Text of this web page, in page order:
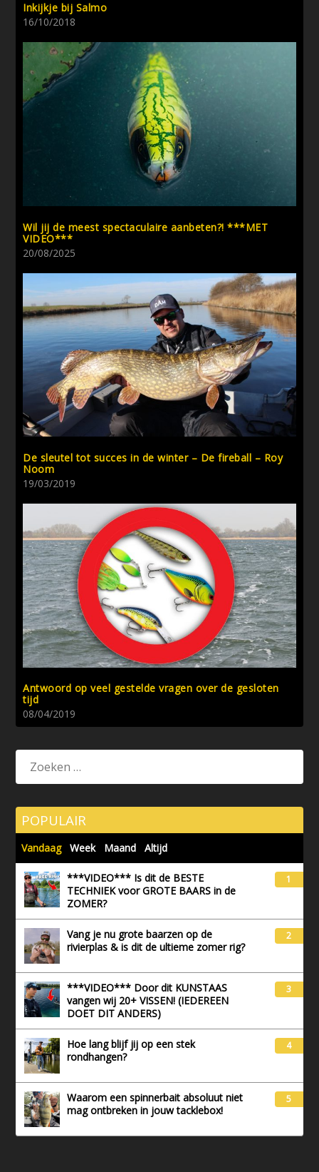
Inkijkje bij Salmo
16/10/2018
Wil jij de meest spectaculaire aanbeten?! ***MET
VIDEO***
20/08/2025
De sleutel tot succes in de winter – De fireball – Roy
Noom
19/03/2019
Antwoord op veel gestelde vragen over de gesloten
tijd
08/04/2019
POPULAIR
Vandaag Week Maand Altijd
***VIDEO*** Is dit de BESTE
TECHNIEK voor GROTE BAARS in de
ZOMER?
1
Vang je nu grote baarzen op de
rivierplas & is dit de ultieme zomer rig?
2
***VIDEO*** Door dit KUNSTAAS
vangen wij 20+ VISSEN! (IEDEREEN
DOET DIT ANDERS)
3
Hoe lang blijf jij op een stek
rondhangen?
4
Waarom een spinnerbait absoluut niet
mag ontbreken in jouw tacklebox!
5